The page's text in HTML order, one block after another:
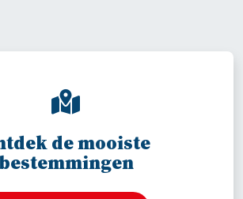
de mooiste
bestemmingen